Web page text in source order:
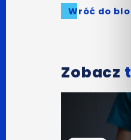
Wróć do
Zobacz